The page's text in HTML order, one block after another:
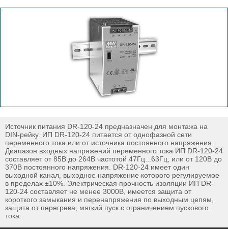
Источник питания DR-120-24 предназначен для монтажа на
DIN-рейку. ИП DR-120-24 питается от однофазной сети
переменного тока или от источника постоянного напряжения.
Диапазон входных напряжений переменного тока ИП DR-120-24
составляет от 85В до 264В частотой 47Гц...63Гц, или от 120В до
370В постоянного напряжения. DR-120-24 имеет один
выходной канал, выходное напряжение которого регулируемое
в пределах ±10%. Электрическая прочность изоляции ИП DR-
120-24 составляет не менее 3000В, имеется защита от
короткого замыкания и перенапряжения по выходным цепям,
защита от перегрева, мягкий пуск с ограничением пускового
тока.